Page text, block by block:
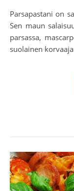
Parsapastani on saanut inspiraationsa pasta primaverasta.
Sen maun
parsassa,
suolainen